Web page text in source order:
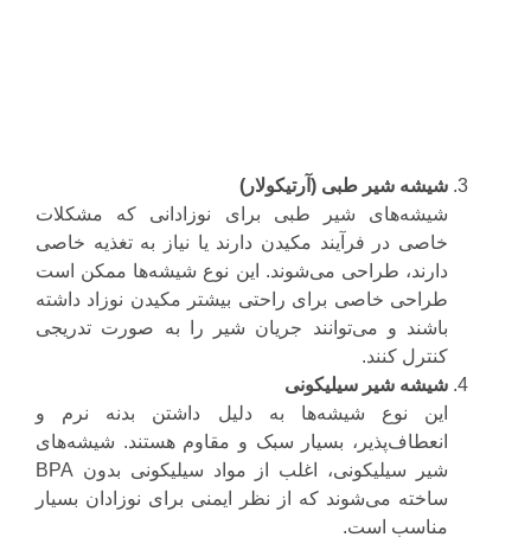
شیشه شیر طبی (آرتیکولار)
شیشه‌های شیر طبی برای نوزادانی که مشکلات
خاصی در فرآیند مکیدن دارند یا نیاز به تغذیه خاصی
دارند، طراحی می‌شوند. این نوع شیشه‌ها ممکن است
طراحی خاصی برای راحتی بیشتر مکیدن نوزاد داشته
باشند و می‌توانند جریان شیر را به صورت تدریجی
کنترل کنند.
شیشه شیر سیلیکونی
این نوع شیشه‌ها به دلیل داشتن بدنه نرم و
انعطاف‌پذیر، بسیار سبک و مقاوم هستند. شیشه‌های
شیر سیلیکونی، اغلب از مواد سیلیکونی بدون BPA
ساخته می‌شوند که از نظر ایمنی برای نوزادان بسیار
مناسب است.